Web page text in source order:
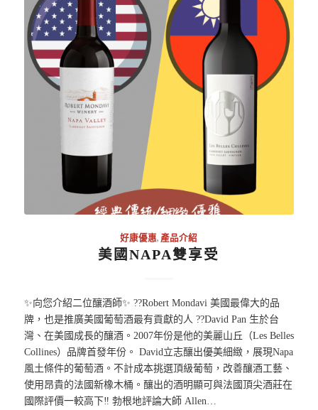
好康優惠, 產品介紹
美國NAPA雙享受
✨向您介紹二位釀酒師✨ ??Robert Mondavi 美國最偉大的品
牌，也是推廣美國葡萄酒最有貢獻的人 ??David Pan 生於台
灣、在美國成長的釀酒。2007年份是他的美麗山丘（Les Belles
Collines）品牌首發年份。 David立志釀出優美細緻，展現Napa
風土條件的葡萄酒。不計成本挑選頂級葡萄，改善釀酒工藝、
使用昂貴的法國新橡木桶。釀出的酒明顯可與法國頂尖酒莊在
國際評價一較高下‼️ 勃根地評論大師 Allen…